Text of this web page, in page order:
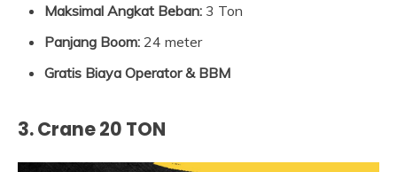
Maksimal Angkat Beban: 3 Ton
Panjang Boom: 24 meter
Gratis Biaya Operator & BBM
3. Crane 20 TON